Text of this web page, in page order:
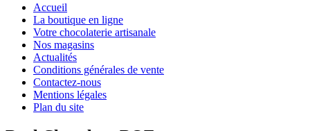
Accueil
La boutique en ligne
Votre chocolaterie artisanale
Nos magasins
Actualités
Conditions générales de vente
Contactez-nous
Mentions légales
Plan du site